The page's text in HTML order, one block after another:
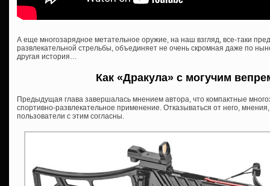
А еще многозарядное метательное оружие, на наш взгляд, все-таки
развлекательной стрельбы, объединяет не очень скромная даже по
другая история…
Как «Дракула» с могучим
Предыдущая глава завершалась мнением автора, что компактные
спортивно-развлекательное применение. Отказываться от него,
пользователи с этим согласны.